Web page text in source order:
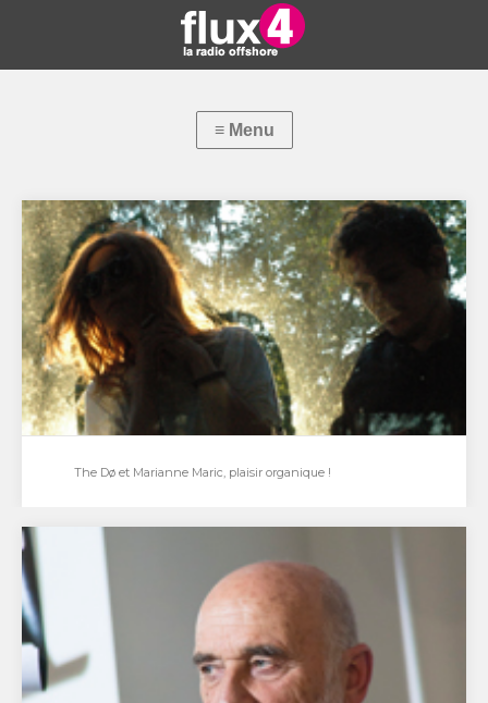
The Dø et Marianne Maric, plaisir organique !
Avec un second album et une nouvelle tournée, c’est
le temps de la confirmation pour The…
The Dø et Marianne Maric, plaisir organique !